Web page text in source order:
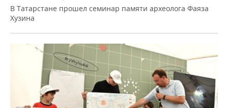
В Татарстане прошел семинар памяти археолога Фаяза
Хузина